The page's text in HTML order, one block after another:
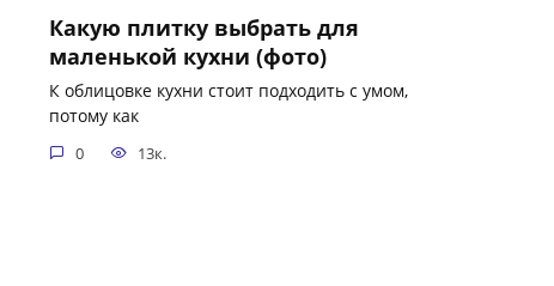
Какую плитку выбрать для
маленькой кухни (фото)
К облицовке кухни стоит подходить с умом,
потому как
0 13к.